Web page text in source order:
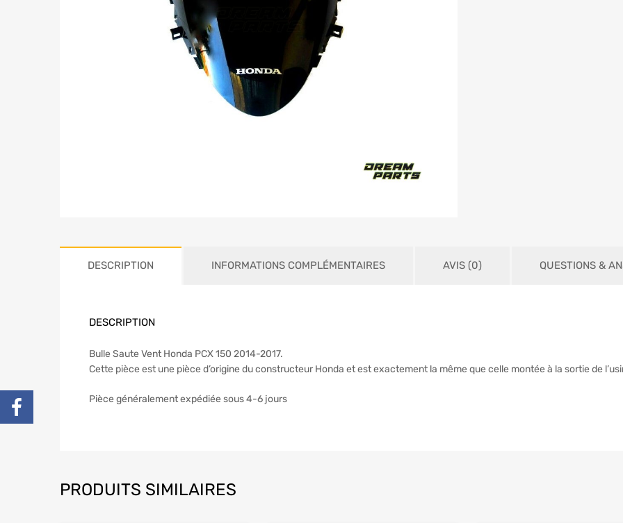
DESCRIPTION INFORMATIONS COMPLÉMENTAIRES AVIS (0) QUESTIONS &
DESCRIPTION
Bulle Saute Vent Honda PCX 150 2014-2017.
Cette pièce est une pièce d’origine du constructeur Honda et est exactement la même que celle montée à la sortie de
Pièce généralement expédiée sous 4-6 jours
PRODUITS SIMILAIRES